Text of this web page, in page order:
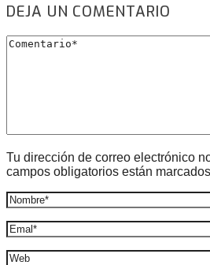
DEJA UN COMENTARIO
Tu dirección de correo electrónico
campos obligatorios están